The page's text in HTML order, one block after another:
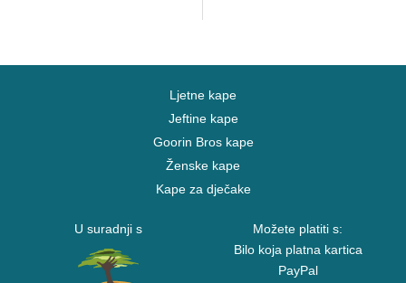
Ljetne kape
Jeftine kape
Goorin Bros kape
Ženske kape
Kape za dječake
U suradnji s
Možete platiti s:
Bilo koja platna kartica
PayPal